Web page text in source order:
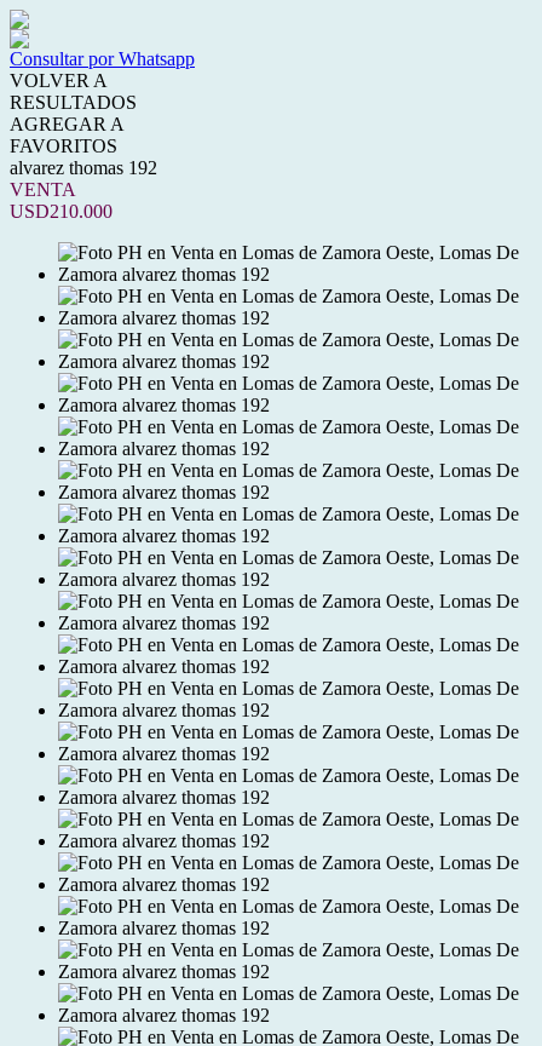
Consultar por Whatsapp
VOLVER A
RESULTADOS
AGREGAR A
FAVORITOS
alvarez thomas 192
VENTA
USD210.000